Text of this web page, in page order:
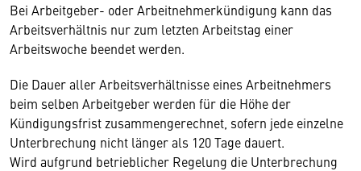
Bei Arbeitgeber- oder Arbeitnehmerkündigung kann das
Arbeitsverhältnis nur zum letzten Arbeitstag einer
Arbeitswoche beendet werden.
Die Dauer aller Arbeitsverhältnisse eines Arbeitnehmers
beim selben Arbeitgeber werden für die Höhe der
Kündigungsfrist zusammengerechnet, sofern jede einzelne
Unterbrechung nicht länger als 120 Tage dauert.
Wird aufgrund betrieblicher Regelung die Unterbrechung